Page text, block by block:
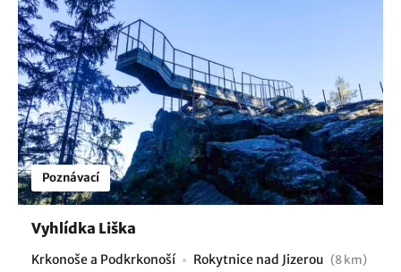
Poznávací
Vyhlídka Liška
Krkonoše a Podkrkonoší Rokytnice nad Jizerou (8 km)